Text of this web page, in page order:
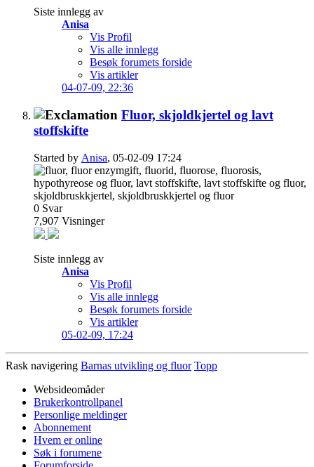
Siste innlegg av
Anisa
Vis Profil
Vis alle innlegg
Besøk forumets forside
Vis artikler
04-07-09, 22:36
Fluor, skjoldkjertel og lavt
stoffskifte
Started by Anisa, 05-02-09 17:24
0 Svar
7,907 Visninger
Siste innlegg av
Anisa
Vis Profil
Vis alle innlegg
Besøk forumets forside
Vis artikler
05-02-09, 17:24
Rask navigering Barnas utvikling og fluor Topp
Websideomåder
Brukerkontrollpanel
Personlige meldinger
Abonnement
Hvem er online
Søk i forumene